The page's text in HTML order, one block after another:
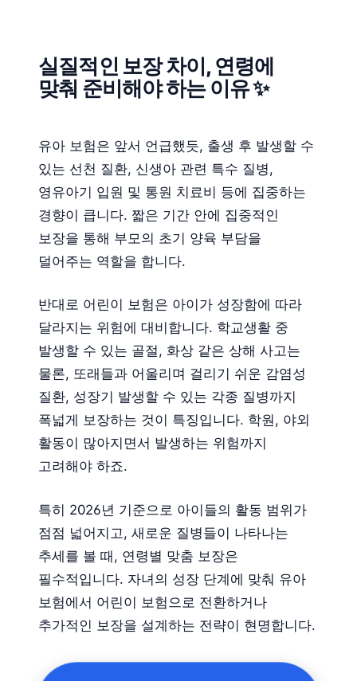
실질적인 보장 차이, 연령에
맞춰 준비해야 하는 이유 ✨
유아 보험은 앞서 언급했듯, 출생 후 발생할 수
있는 선천 질환, 신생아 관련 특수 질병,
영유아기 입원 및 통원 치료비 등에 집중하는
경향이 큽니다. 짧은 기간 안에 집중적인
보장을 통해 부모의 초기 양육 부담을
덜어주는 역할을 합니다.
반대로 어린이 보험은 아이가 성장함에 따라
달라지는 위험에 대비합니다. 학교생활 중
발생할 수 있는 골절, 화상 같은 상해 사고는
물론, 또래들과 어울리며 걸리기 쉬운 감염성
질환, 성장기 발생할 수 있는 각종 질병까지
폭넓게 보장하는 것이 특징입니다. 학원, 야외
활동이 많아지면서 발생하는 위험까지
고려해야 하죠.
특히 2026년 기준으로 아이들의 활동 범위가
점점 넓어지고, 새로운 질병들이 나타나는
추세를 볼 때, 연령별 맞춤 보장은
필수적입니다. 자녀의 성장 단계에 맞춰 유아
보험에서 어린이 보험으로 전환하거나
추가적인 보장을 설계하는 전략이 현명합니다.